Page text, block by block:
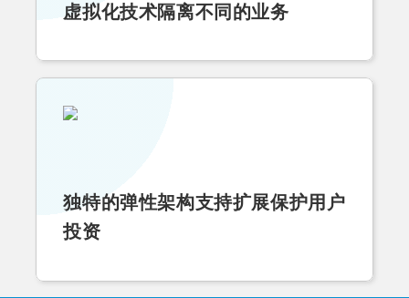
虚拟化技术隔离不同的业务
独特的弹性架构支持扩展保护用户
投资